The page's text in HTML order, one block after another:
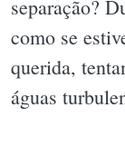
separação?
como se
querida,
águas